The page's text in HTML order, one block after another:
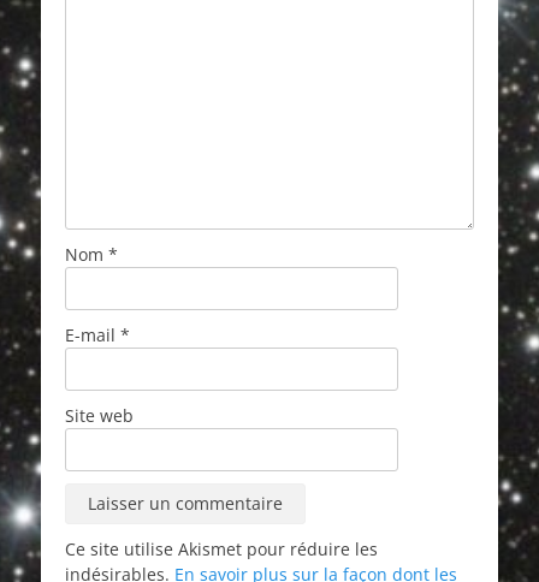
Nom *
E-mail *
Site web
Ce site utilise Akismet pour réduire les
indésirables. En savoir plus sur la façon dont les